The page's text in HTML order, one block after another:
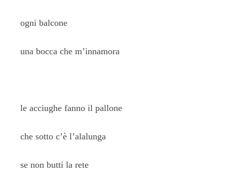
ogni balcone
una bocca che m’innamora
le acciughe fanno il pallone
che sotto c’è l’alalunga
se non butti la rete